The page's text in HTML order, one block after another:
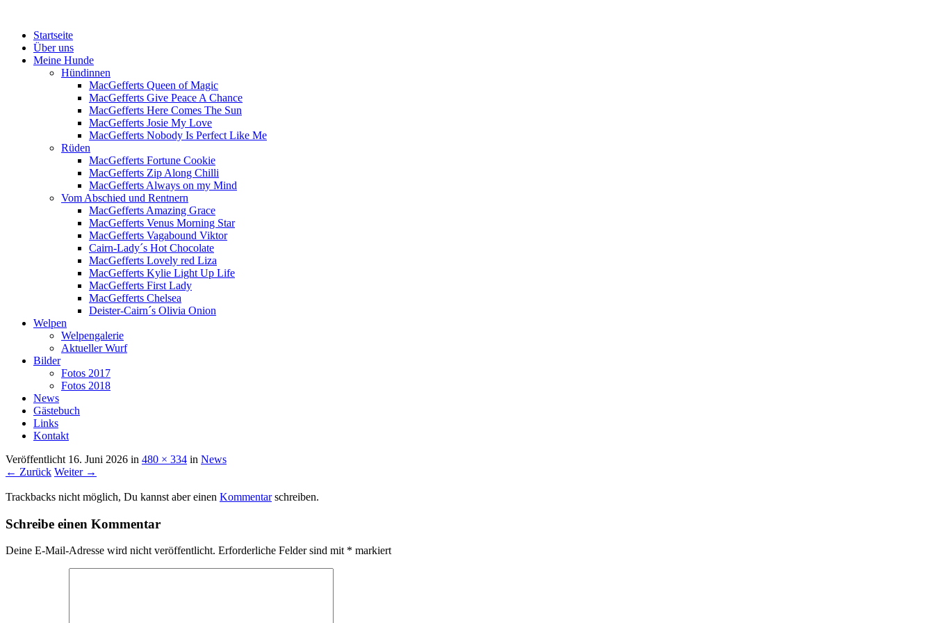
Menü
Zum
Inhalt
springen
Startseite
Über uns
Meine Hunde
Hündinnen
MacGefferts Queen of Magic
MacGefferts Give Peace A Chance
MacGefferts Here Comes The Sun
MacGefferts Josie My Love
MacGefferts Nobody Is Perfect Like Me
Rüden
MacGefferts Fortune Cookie
MacGefferts Zip Along Chilli
MacGefferts Always on my Mind
Vom Abschied und Rentnern
MacGefferts Amazing Grace
MacGefferts Venus Morning Star
MacGefferts Vagabound Viktor
Cairn-Lady´s Hot Chocolate
MacGefferts Lovely red Liza
MacGefferts Kylie Light Up Life
MacGefferts First Lady
MacGefferts Chelsea
Deister-Cairn´s Olivia Onion
Welpen
Welpengalerie
Aktueller Wurf
Bilder
Fotos 2017
Fotos 2018
News
Gästebuch
Links
Kontakt
Veröffentlicht 16. Juni 2026 in 480 × 334 in News
← Zurück Weiter →
Trackbacks nicht möglich, Du kannst aber einen Kommentarschreiben.
Schreibe einen Kommentar
Deine E-Mail-Adresse wird nicht veröffentlicht. Erforderliche Felder sind mit * markiert